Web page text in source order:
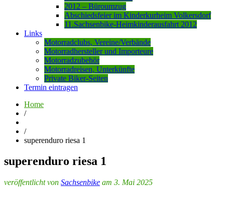
2012 – Büroumzug
Abschiedsfeier im Kinderkurheim Volkersdorf
11.Sachsenbike-Heimkinderausfahrt 2012
Links
Motorradclubs, Vereine/Verbände
Motorradhersteller und Importeure
Motorradzubehör
Motorradreisen, Unterkünfte
Private Biker-Seiten
Termin eintragen
Home
/
/
superenduro riesa 1
superenduro riesa 1
veröffentlicht von Sachsenbike am 3. Mai 2025